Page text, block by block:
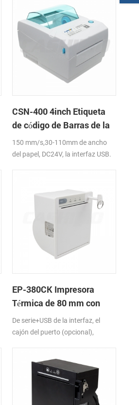
CSN-400 4inch Etiqueta
de código de Barras de la
Impresora
150 mm/s,30-110mm de ancho
del papel, DC24V, la interfaz USB.
EP-380CK Impresora
Térmica de 80 mm con
Bloqueo de la Tapa
De serie+USB de la interfaz, el
cajón del puerto (opcional),